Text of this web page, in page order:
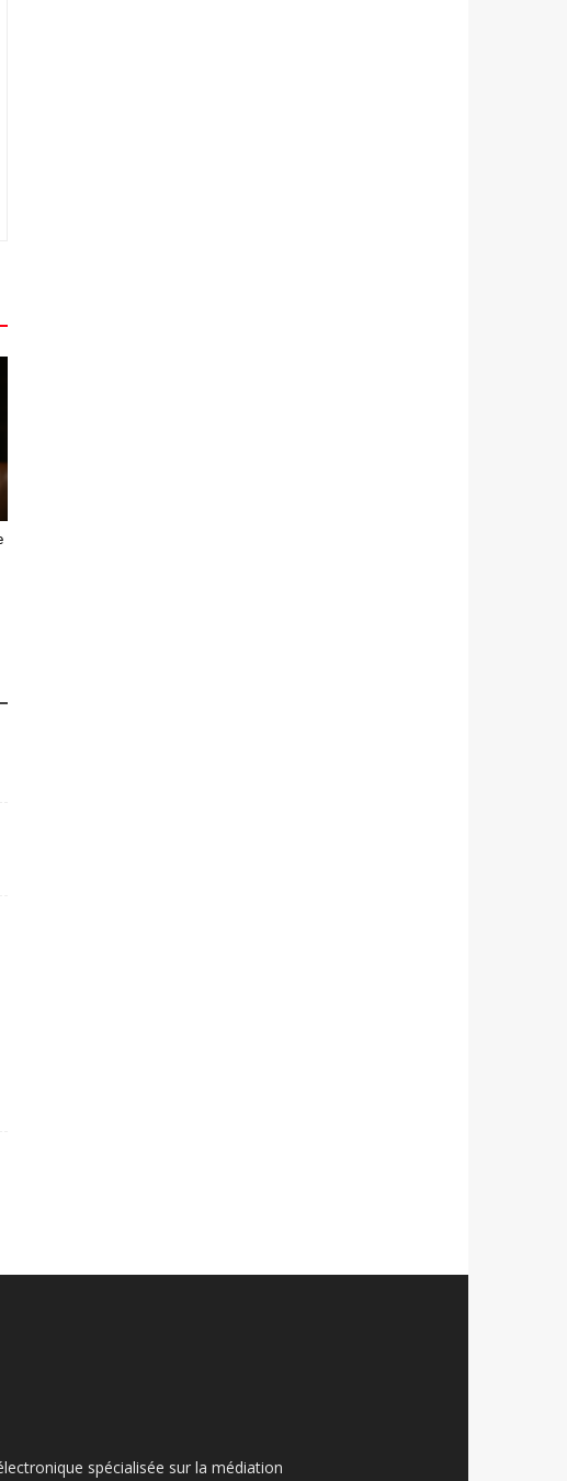
spécialisée sur la médiation